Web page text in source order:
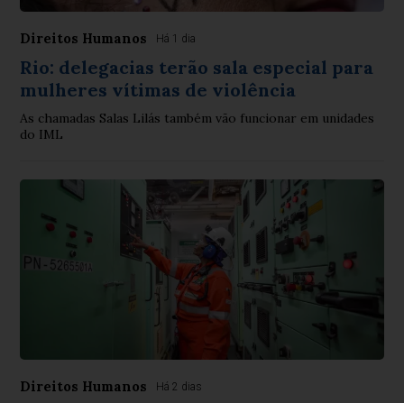
Direitos Humanos Há 1 dia
Rio: delegacias terão sala especial para
mulheres vítimas de violência
As chamadas Salas Lilás também vão funcionar em unidades
do IML
Direitos Humanos Há 2 dias